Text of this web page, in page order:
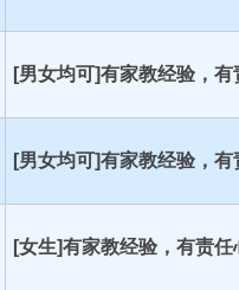
[男女均可]有家教经验，
[男女均可]有家教经验，
[女生]有家教经验，有责任